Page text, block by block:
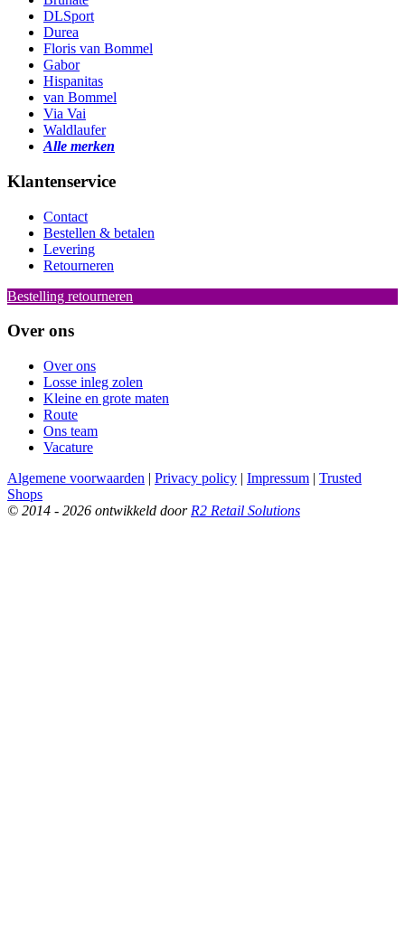
DLSport
Durea
Floris van Bommel
Gabor
Hispanitas
van Bommel
Via Vai
Waldlaufer
Alle merken
Klantenservice
Contact
Bestellen & betalen
Levering
Retourneren
Bestelling retourneren
Over ons
Over ons
Losse inleg zolen
Kleine en grote maten
Route
Ons team
Vacature
Algemene voorwaarden | Privacy policy | Impressum | Trusted
Shops
© 2014 - 2026 ontwikkeld door R2 Retail Solutions